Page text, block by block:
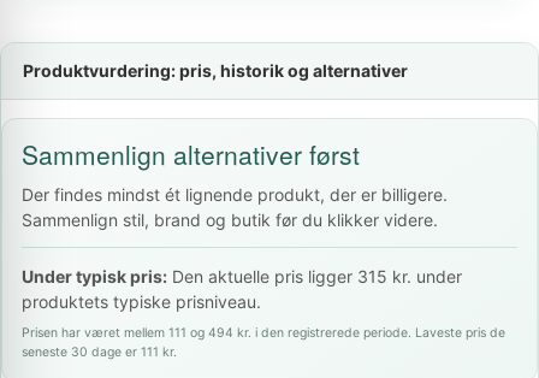
Produktvurdering: pris, historik og alternativer
Sammenlign alternativer først
Der findes mindst ét lignende produkt, der er billigere.
Sammenlign stil, brand og butik før du klikker videre.
Under typisk pris: Den aktuelle pris ligger 315 kr. under
produktets typiske prisniveau.
Prisen har været mellem 111 og 494 kr. i den registrerede periode. Laveste pris de
seneste 30 dage er 111 kr.